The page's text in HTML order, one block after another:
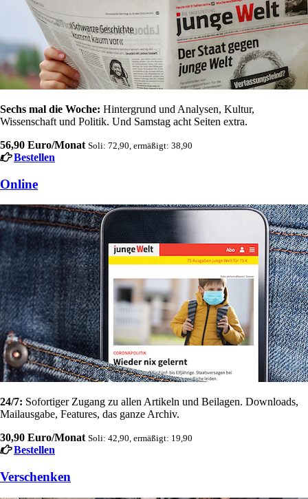
Sechs mal die Woche: Hintergrund und Analysen, Kultur,
Wissenschaft und Politik. Und Samstag acht Seiten extra.
56,90 Euro/Monat Soli: 72,90, ermäßigt: 38,90
Bestellen
Online
24/7: Sofortiger Zugang zu allen Artikeln und Beilagen. Downloads,
Mailausgabe, Features, das ganze Archiv.
30,90 Euro/Monat Soli: 42,90, ermäßigt: 19,90
Bestellen
Verschenken